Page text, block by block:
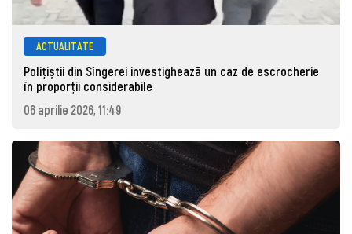
ACTUALITATE
Polițiștii din Sîngerei investighează un caz de escrocherie
în proporții considerabile
06 aprilie 2026, 11:49